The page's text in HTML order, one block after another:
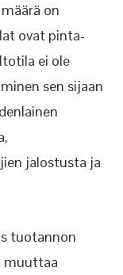
on
ovat pinta-
ei ole
sen sijaan
jalostusta ja
tuotannon
muuttaa